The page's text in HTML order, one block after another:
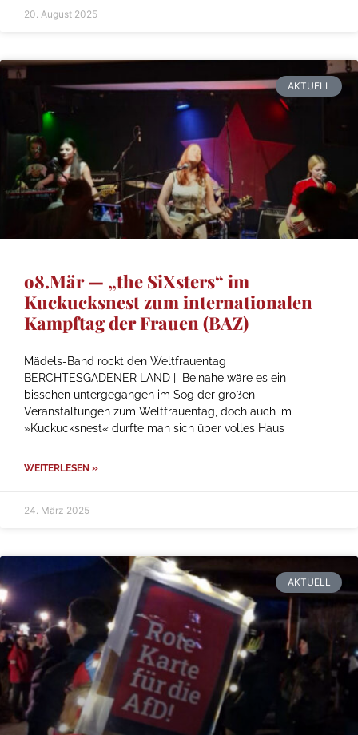
20. August 2025
AKTUELL
o8.Mär — „the SiXsters“ im
Kuckucksnest zum internationalen
Kampftag der Frauen (BAZ)
Mädels-Band rockt den Weltfrauentag
BERCHTESGADENER LAND | Beinahe wäre es ein
bisschen untergegangen im Sog der großen
Veranstaltungen zum Weltfrauentag, doch auch im
»Kuckucksnest« durfte man sich über volles Haus
WEITERLESEN »
24. März 2025
AKTUELL